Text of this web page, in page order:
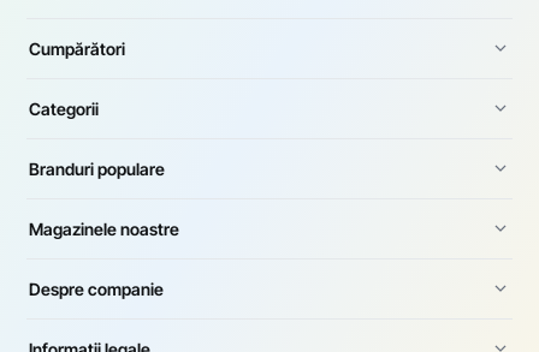
Cumpărători
Categorii
Branduri populare
Magazinele noastre
Despre companie